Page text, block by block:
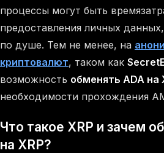
процессы могут быть
предоставления личных
по душе. Тем не менее, на
криптовалют, таком как
возможность обменять ADA на
необходимости прохождения
Что такое XRP и зачем
на XRP?